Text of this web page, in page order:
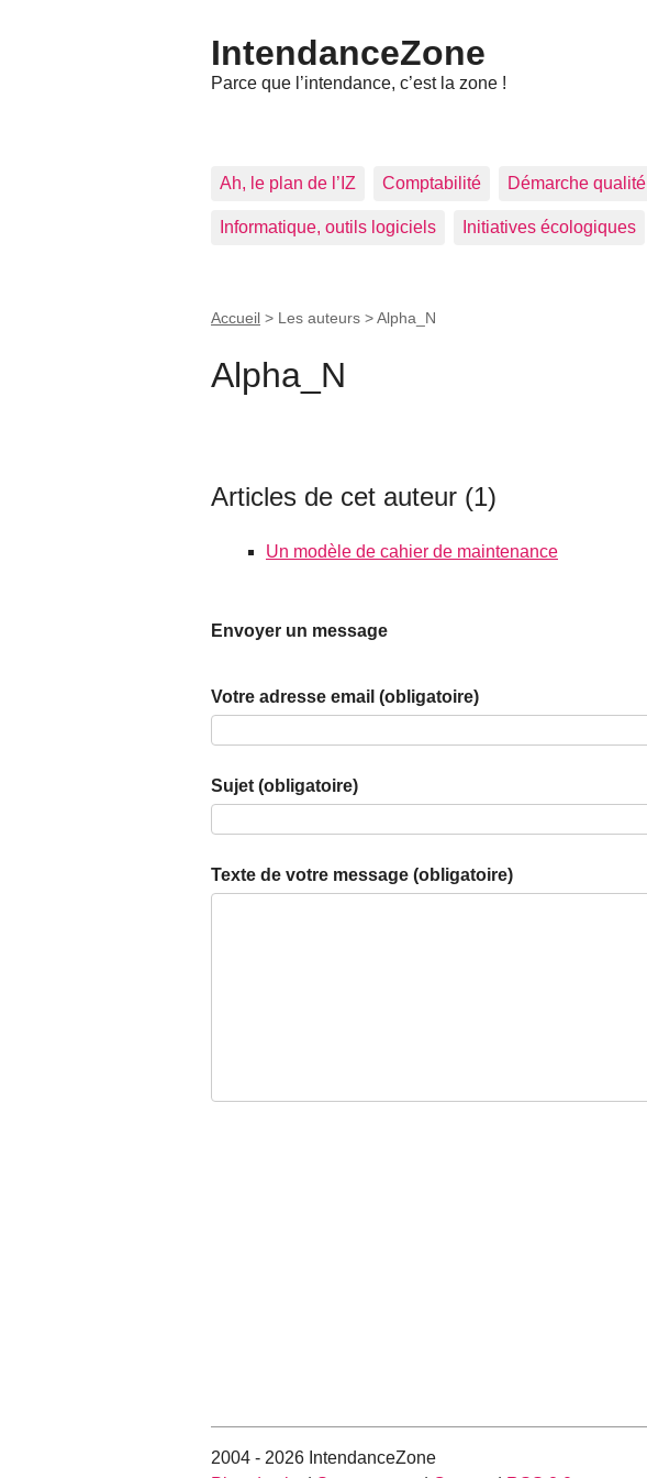
IntendanceZone
Parce que l’intendance, c’est la zone !
Ah, le plan de l’IZ Comptabilité Démarche qualité
Informatique, outils logiciels Initiatives écologiques
Accueil > Les auteurs >Alpha_N
Alpha_N
Articles de cet auteur (1)
Un modèle de cahier de maintenance
Envoyer un message
Votre adresse email (obligatoire)
Sujet (obligatoire)
Texte de votre message (obligatoire)
2004 - 2026 IntendanceZone